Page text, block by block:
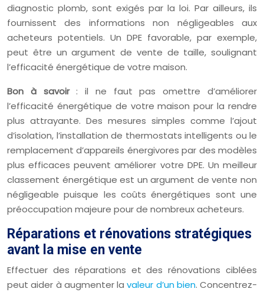
diagnostic plomb, sont exigés par la loi. Par ailleurs, ils
fournissent des informations non négligeables aux
acheteurs potentiels. Un DPE favorable, par exemple,
peut être un argument de vente de taille, soulignant
l’efficacité énergétique de votre maison.
Bon à savoir: il ne faut pas omettre d’améliorer
l’efficacité énergétique de votre maison pour la rendre
plus attrayante. Des mesures simples comme l’ajout
d’isolation, l’installation de thermostats intelligents ou le
remplacement d’appareils énergivores par des modèles
plus efficaces peuvent améliorer votre DPE. Un meilleur
classement énergétique est un argument de vente non
négligeable puisque les coûts énergétiques sont une
préoccupation majeure pour de nombreux acheteurs.
Réparations et rénovations stratégiques
avant la mise en vente
Effectuer des réparations et des rénovations ciblées
peut aider à augmenter lavaleur d’un bien. Concentrez-